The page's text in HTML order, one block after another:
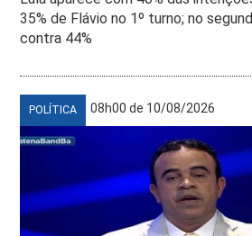
35% de Flávio no 1º turno; no
contra 44%
POLÍTICA 08h00 de 10/08/2026